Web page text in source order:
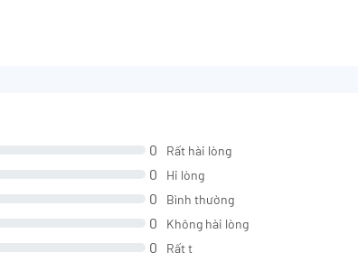
0 Rất hài lòng
0 Hi lòng
0 Bình thường
0 Không hài lòng
0 Rất t